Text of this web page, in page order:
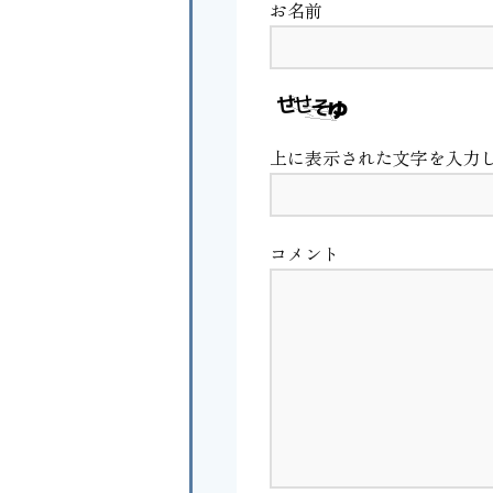
お名前
上に表示された文字を入力
コメント